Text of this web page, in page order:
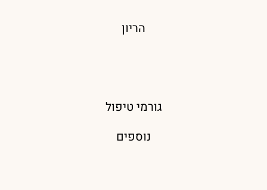
הריון
גורמי טיפול
נוספים